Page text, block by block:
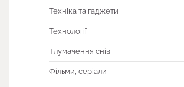
Техніка та гаджети
Технології
Тлумачення снів
Фільми, серіали